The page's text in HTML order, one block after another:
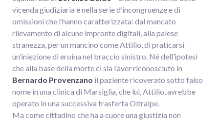
vicenda giudiziaria e nella serie d’incongruenze e di
omissioni che l’hanno caratterizzata: dal mancato
rilevamento di alcune impronte digitali, alla palese
stranezza, per un mancino come Attilio, di praticarsi
un’iniezione di eroina nel braccio sinistro. Né dell’ipotesi
che alla base della morte ci sia l’aver riconosciuto in
Bernardo Provenzano il paziente ricoverato sotto falso
nome in una clinica di Marsiglia, che lui, Attilio, avrebbe
operato in una successiva trasferta Oltralpe.
Ma come cittadino che ha a cuore una giustizia non